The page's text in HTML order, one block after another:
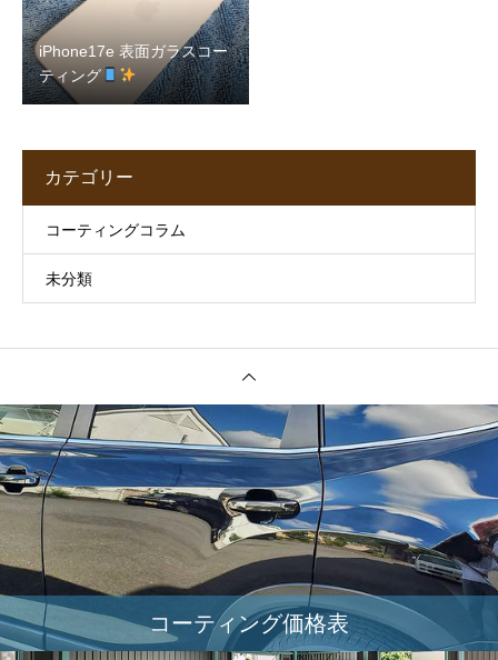
iPhone17e 表面ガラスコー
ティング
カテゴリー
コーティングコラム
未分類
コーティング価格表